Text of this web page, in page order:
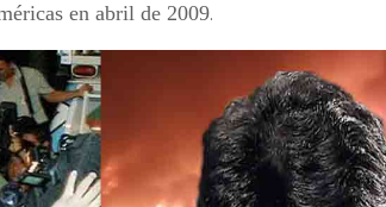
en abril de 2009.